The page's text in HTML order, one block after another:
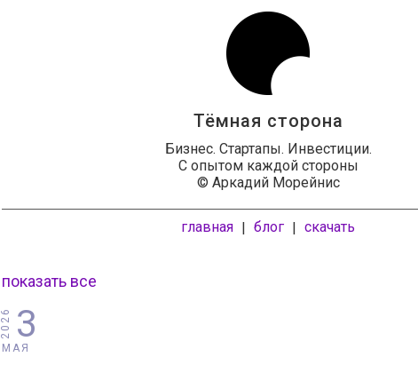
Тёмная сторона
Бизнес. Стартапы. Инвестиции.
С опытом каждой стороны
© Аркадий Морейнис
главная | блог | скачать
показать все
3
МАЯ
2026